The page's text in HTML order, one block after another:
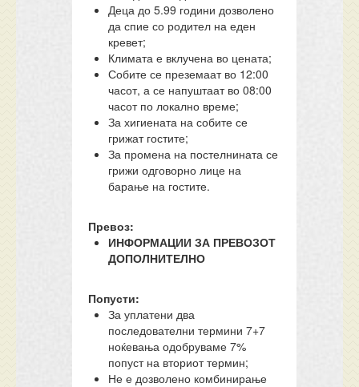
Деца до 5.99 години дозволено
да спие со родител на еден
кревет;
Климата е вклучена во цената;
Собите се преземаат во 12:00
часот, а се напуштаат во 08:00
часот по локално време;
За хигиената на собите се
грижат гостите;
За промена на постелнината се
грижи одговорно лице на
барање на гостите.
Превоз:
ИНФОРМАЦИИ ЗА ПРЕВОЗОТ
ДОПОЛНИТЕЛНО
Попусти:
За уплатени два
последователни термини 7+7
ноќевања одобруваме 7%
попуст на вториот термин;
Не е дозволено комбинирање